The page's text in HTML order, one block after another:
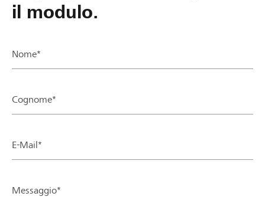
il modulo.
Nome*
Cognome*
E-Mail*
Messaggio*